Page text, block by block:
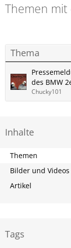
Themen mit
Thema
des BMW
Chucky101
Inhalte
Themen
Bilder und Videos
Artikel
Tags